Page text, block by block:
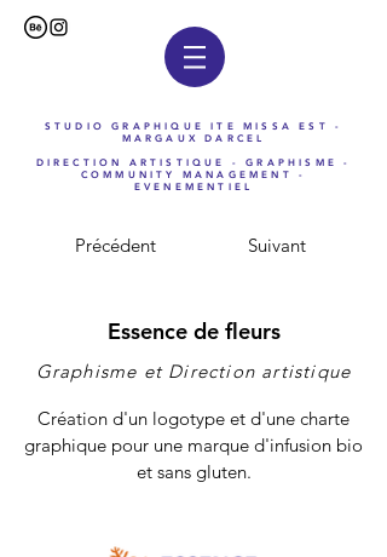
STUDIO GRAPHIQUE ITE MISSA EST -
MARGAUX DARCEL
DIRECTION ARTISTIQUE - GRAPHISME -
COMMUNITY MANAGEMENT -
EVENEMENTIEL
Précédent Suivant
Essence de fleurs
Graphisme et Direction artistique
Création d'un logotype et d'une charte
graphique pour une marque d'infusion bio
et sans gluten.